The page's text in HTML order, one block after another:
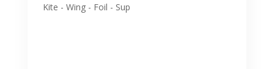
Kite - Wing - Foil - Sup